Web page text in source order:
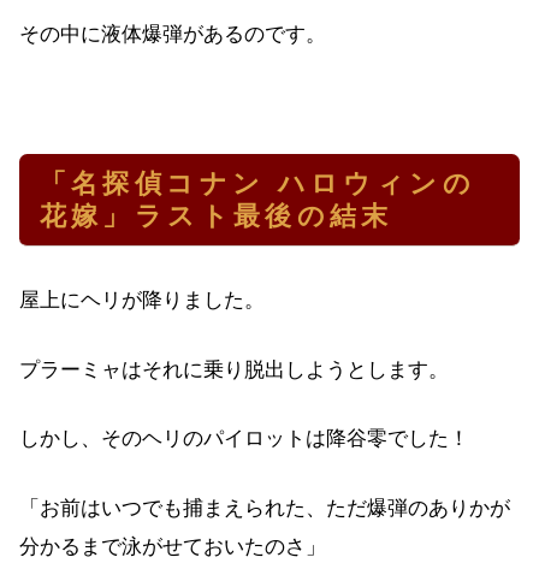
その中に液体爆弾があるのです。
「名探偵コナン ハロウィンの
花嫁」ラスト最後の結末
屋上にヘリが降りました。
プラーミャはそれに乗り脱出しようとします。
しかし、そのヘリのパイロットは降谷零でした！
「お前はいつでも捕まえられた、ただ爆弾のありかが
分かるまで泳がせておいたのさ」